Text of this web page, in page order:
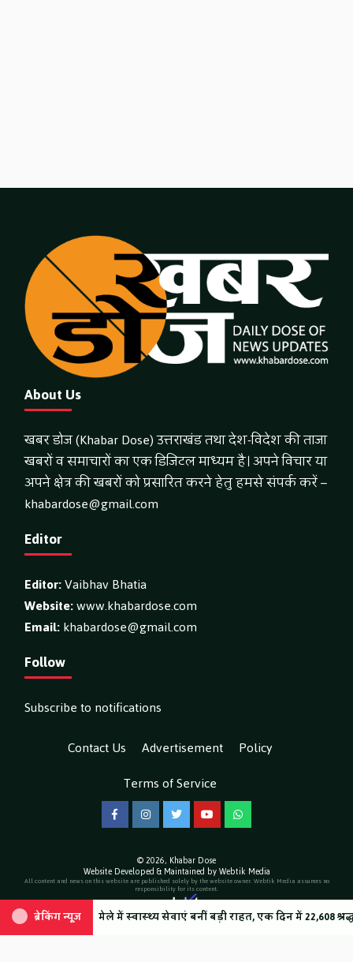
ब्रेकिंग न्यूज़
का किया निरीक्षण, व्यवस्थाओं का लिया जायजा हितकारी क्रोकरी
About Us
खबर डोज (Khabar Dose) उत्तराखंड तथा देश-विदेश की ताजा
खबरों व समाचारों का एक डिजिटल माध्यम है। अपने विचार या
अपने क्षेत्र की खबरों को प्रसारित करने हेतु हमसे संपर्क करें –
khabardose@gmail.com
Editor
Editor:Vaibhav Bhatia
Website:www.khabardose.com
Email:khabardose@gmail.com
Follow
Subscribe to notifications
Contact Us
Advertisement
Policy
Terms of Service
FacebookInstagramTwitterYouTubeWhatsApp
© 2026, Khabar Dose
Website Developed & Maintained by Webtik Media
All content and news on this website are published solely by the website owner. Webtik Media assumes no
responsibility for its content.
ब्रेकिंग न्यूज़
मेले में स्वास्थ्य सेवाएं बनीं बड़ी राहत, एक दिन में 22,608 श्रद्धालुओं का